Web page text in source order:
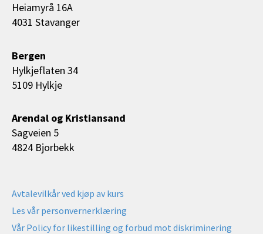
Heiamyrå 16A
4031 Stavanger
Bergen
Hylkjeflaten 34
5109 Hylkje
Arendal og Kristiansand
Sagveien 5
4824 Bjorbekk
Avtalevilkår ved kjøp av kurs
Les vår personvernerklæring
Vår Policy for likestilling og forbud mot diskriminering